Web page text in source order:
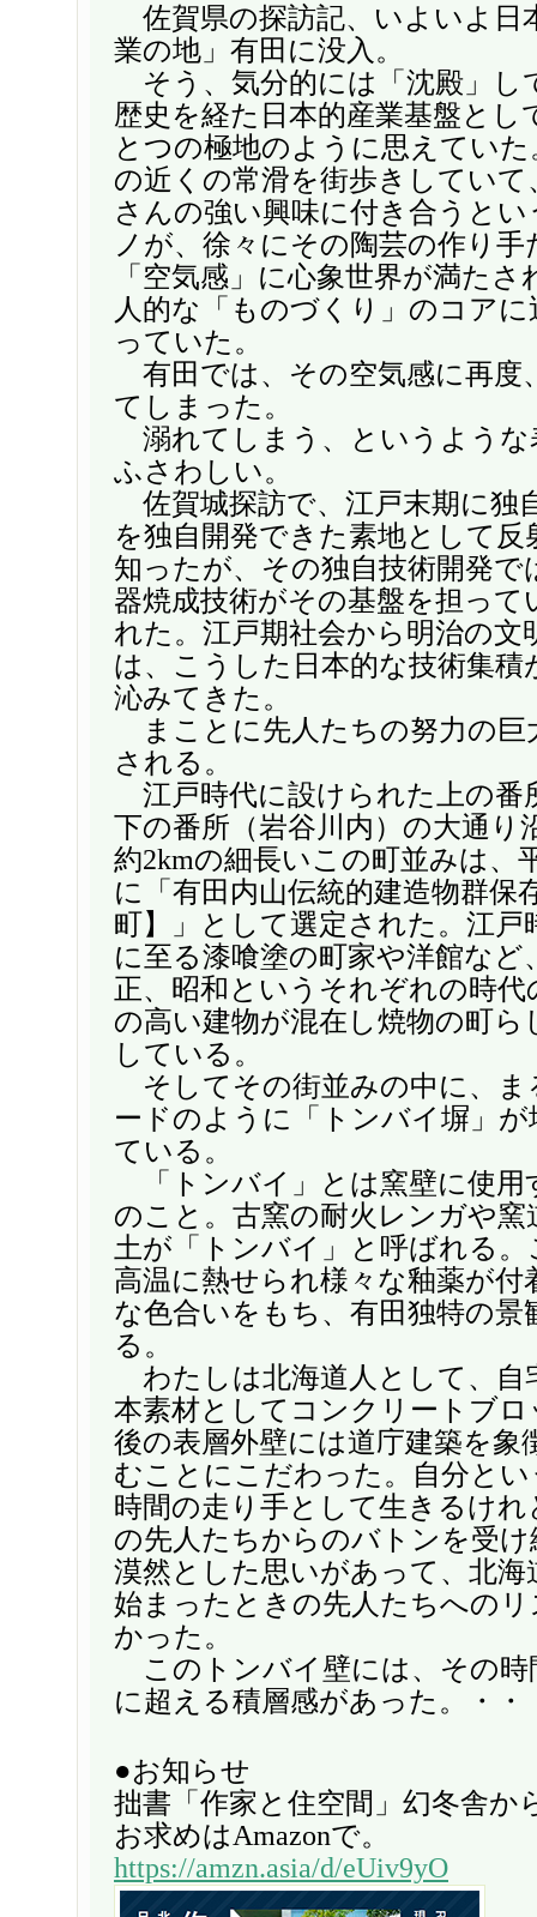
佐賀県の探訪記、いよいよ日
業の地」有田に没入。
そう、気分的には「沈殿」し
歴史を経た日本的産業基盤とし
とつの極地のように思えてい
の近くの常滑を街歩きしてい
さんの強い興味に付き合うと
ノが、徐々にその陶芸の作り
「空気感」に心象世界が満た
人的な「ものづくり」のコア
っていた。
有田では、その空気感に再度
てしまった。
溺れてしまう、というような
ふさわしい。
佐賀城探訪で、江戸末期に独
を独自開発できた素地として反
知ったが、その独自技術開発で
器焼成技術がその基盤を担って
れた。江戸期社会から明治の文
は、こうした日本的な技術集
沁みてきた。
まことに先人たちの努力の巨
される。
江戸時代に設けられた上の番
下の番所（岩谷川内）の大通り
約2kmの細長いこの町並みは、
に「有田内山伝統的建造物群保
町】」として選定された。江戸
に至る漆喰塗の町家や洋館など
正、昭和というそれぞれの時代
の高い建物が混在し焼物の町ら
している。
そしてその街並みの中に、ま
ードのように「トンバイ塀」
ている。
「トンバイ」とは窯壁に使用
のこと。古窯の耐火レンガや窯
土が「トンバイ」と呼ばれる
高温に熱せられ様々な釉薬が付
な色合いをもち、有田独特の景
る。
わたしは北海道人として、自
本素材としてコンクリートブ
後の表層外壁には道庁建築を象
むことにこだわった。自分と
時間の走り手として生きるけ
の先人たちからのバトンを受
漠然とした思いがあって、北
始まったときの先人たちへの
かった。
このトンバイ壁には、その時
に超える積層感があった。・・
●お知らせ
拙書「作家と住空間」幻冬舎か
お求めはAmazonで。
https://amzn.asia/d/eUiv9yO